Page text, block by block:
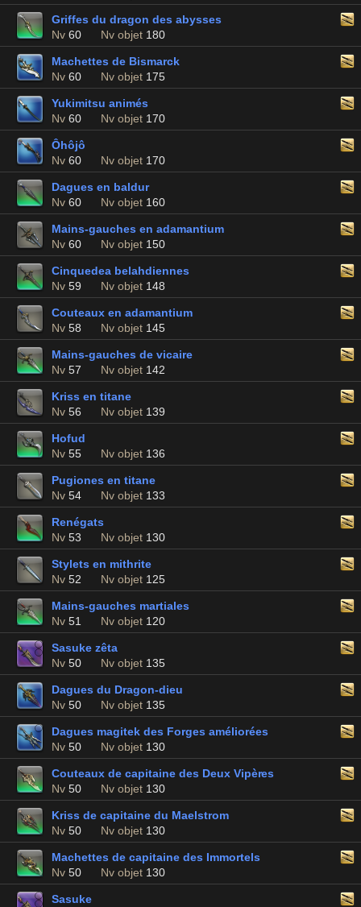
Griffes du dragon des abysses
Nv 60 Nv objet 180
Machettes de Bismarck
Nv 60 Nv objet 175
Yukimitsu animés
Nv 60 Nv objet 170
Ôhôjô
Nv 60 Nv objet 170
Dagues en baldur
Nv 60 Nv objet 160
Mains-gauches en adamantium
Nv 60 Nv objet 150
Cinquedea belahdiennes
Nv 59 Nv objet 148
Couteaux en adamantium
Nv 58 Nv objet 145
Mains-gauches de vicaire
Nv 57 Nv objet 142
Kriss en titane
Nv 56 Nv objet 139
Hofud
Nv 55 Nv objet 136
Pugiones en titane
Nv 54 Nv objet 133
Renégats
Nv 53 Nv objet 130
Stylets en mithrite
Nv 52 Nv objet 125
Mains-gauches martiales
Nv 51 Nv objet 120
Sasuke zêta
Nv 50 Nv objet 135
Dagues du Dragon-dieu
Nv 50 Nv objet 135
Dagues magitek des Forges améliorées
Nv 50 Nv objet 130
Couteaux de capitaine des Deux Vipères
Nv 50 Nv objet 130
Kriss de capitaine du Maelstrom
Nv 50 Nv objet 130
Machettes de capitaine des Immortels
Nv 50 Nv objet 130
Sasuke